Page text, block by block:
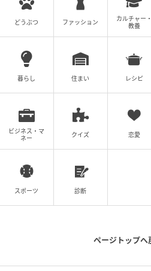
と感じました。
《ヘアゴム編》ウエスト
「ヘアゴム」が活躍！
どうぶつ ファッション
カルチャー・
教養
暮らし 住まい レシピ
ビジネス・マ
ネー
クイズ 恋愛
スポーツ 診断
ページトップへ